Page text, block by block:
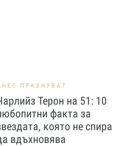
ПРАЗНУВАТ
Терон на 51: 10
факта за
която не спира
вдъхновява